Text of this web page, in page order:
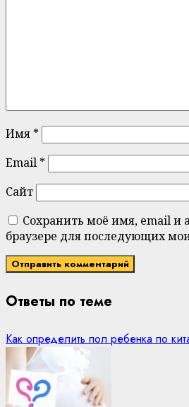
Имя *
Email *
Сайт
Сохранить моё имя, email и
браузере для последующих
Ответы по теме
Как определить пол ребенка по